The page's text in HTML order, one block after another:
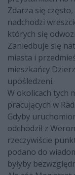
Zdarza się
nadchodzi
których się
Zaniedbuje się
miasta i
mieszkańcy
upośledzeni.
W okolicach tych
pracujących w
Gdyby
odchodził z
rzeczywiście
podano do
byłyby